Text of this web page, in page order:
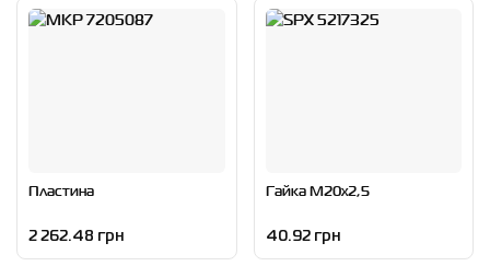
Пластина
2 262.48 грн
Гайка M20x2,5
40.92 грн